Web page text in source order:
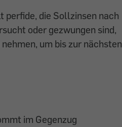
perfide, die Sollzinsen nach
oder gezwungen sind,
um bis zur nächsten
im Gegenzug